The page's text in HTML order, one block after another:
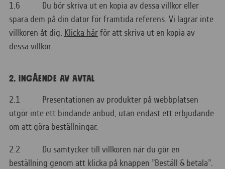
1.6 Du bör skriva ut en kopia av dessa villkor eller
spara dem på din dator för framtida referens. Vi lagrar inte
villkoren åt dig. Klicka härför att skriva ut en kopia av
dessa villkor.
2. INGÅENDE AV AVTAL
2.1 Presentationen av produkter på webbplatsen
utgör inte ett bindande anbud, utan endast ett erbjudande
om att göra beställningar.
2.2 Du samtycker till villkoren när du gör en
beställning genom att klicka på knappen ”Beställ & betala”.